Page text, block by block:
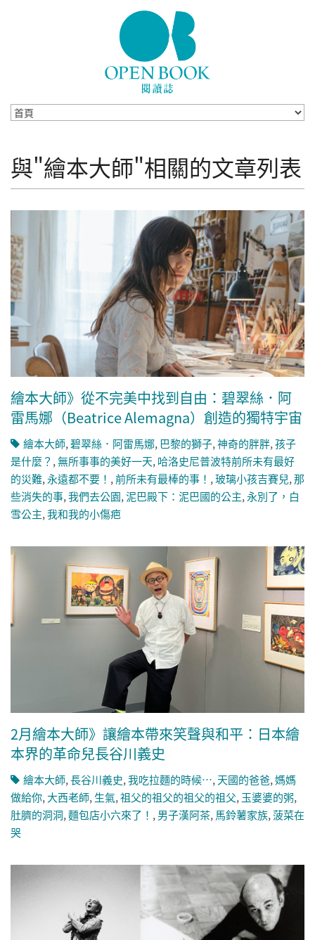
與"繪本大師"相關的文章列表
繪本大師》從不完美中找到自由：碧翠絲．阿
雷馬娜（Beatrice Alemagna）創造的獨特宇宙
繪本大師,碧翠絲．阿雷馬娜, 巴黎的獅子,神奇的胖胖,孩子
是什麼？ ,無所事事的美好一天,哈洛史尼普波特前所未有最好
的災難,永遠都不要！ ,前所未有最棒的事！ ,玻璃小孩吉賽兒,那
些消失的事,我們去公園,泥巴殿下：泥巴國的公主,永別了，白
雪公主,我和我的小傷疤
2月繪本大師》讓繪本帶來笑聲與和平：日本繪
本界的革命兒長谷川義史
繪本大師,長谷川義史,我吃拉麵的時候…, 天國的爸爸,媽媽
做給你, 大西老師, 生氣,祖父的祖父的祖父的祖父, 玉婆婆的粥,
肚臍的洞洞,麵包店小六來了！ , 男子漢阿茶, 馬鈴薯家族,菠菜在
哭